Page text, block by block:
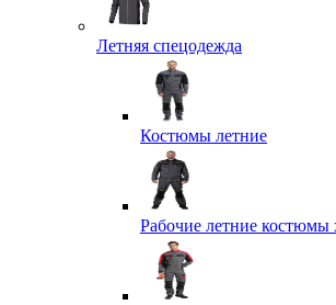
Летняя спецодежда
Костюмы летние
Рабочие летние костюмы